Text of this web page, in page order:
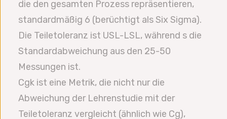
die den gesamten Prozess repräsentieren,
standardmäßig 6 (berüchtigt als Six Sigma).
Die Teiletoleranz ist USL-LSL, während s die
Standardabweichung aus den 25-50
Messungen ist.
Cgk ist eine Metrik, die nicht nur die
Abweichung der Lehrenstudie mit der
Teiletoleranz vergleicht (ähnlich wie Cg),